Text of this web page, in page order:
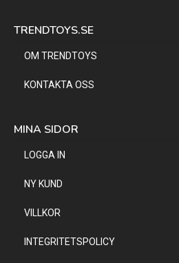
TRENDTOYS.SE
OM TRENDTOYS
KONTAKTA OSS
MINA SIDOR
LOGGA IN
NY KUND
VILLKOR
INTEGRITETSPOLICY